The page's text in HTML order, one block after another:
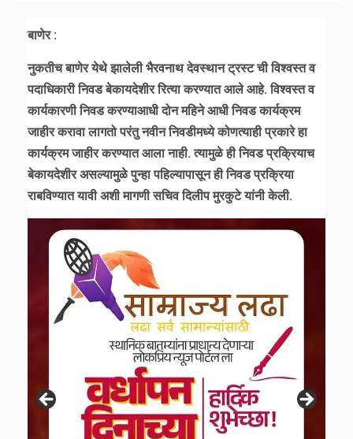
बाणेर :
नुकतीच बाणेर येथे झालेली भैरवनाथ देवस्थान ट्रस्ट ची विश्वस्त व
पदाधिकारी निवड बेकायदेशीर रित्या करण्यात आले आहे. विश्वस्त व
कार्यकारणी निवड करण्याआधी दोन महिने आधी निवड कार्यक्रम
जाहीर करावा लागतो परंतु नवीन निवडीमध्ये कोणत्याही प्रकारे हा
कार्यक्रम जाहीर करण्यात आला नाही. त्यामुळे ही निवड प्रक्रियाच
बेकायदेशीर असल्यामुळे पुन्हा पहिल्यापासून ही निवड प्रक्रिया
राबविण्यात यावी अशी मागणी सचिव दिलीप मुरकुटे यांनी केली.